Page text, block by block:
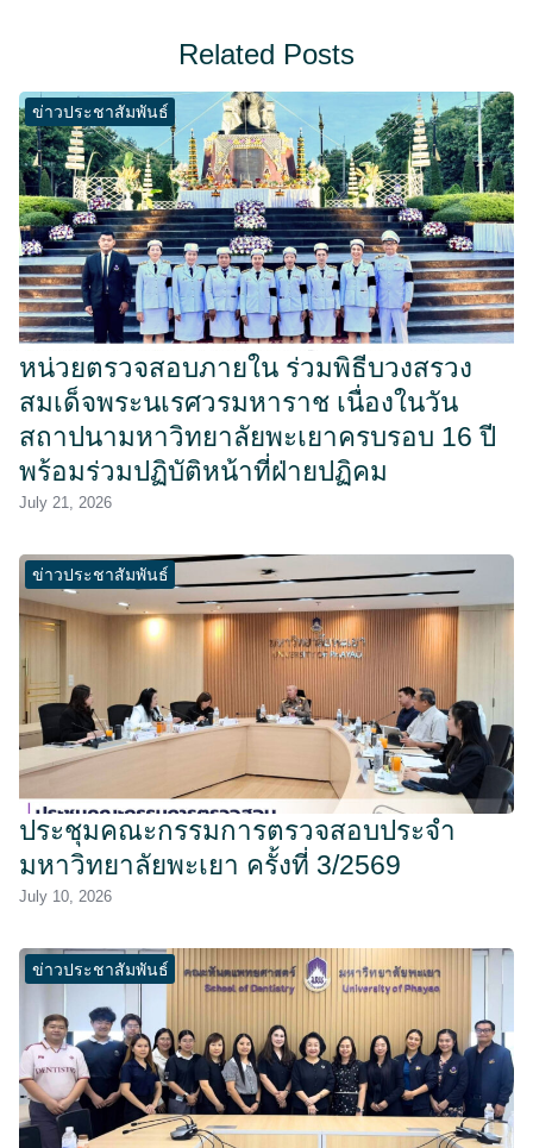
Related Posts
ข่าวประชาสัมพันธ์
หน่วยตรวจสอบภายใน ร่วมพิธีบวงสรวง
สมเด็จพระนเรศวรมหาราช เนื่องในวัน
สถาปนามหาวิทยาลัยพะเยาครบรอบ 16 ปี
พร้อมร่วมปฏิบัติหน้าที่ฝ่ายปฏิคม
July 21, 2026
ข่าวประชาสัมพันธ์
ประชุมคณะกรรมการตรวจสอบประจำ
มหาวิทยาลัยพะเยา ครั้งที่ 3/2569
July 10, 2026
ข่าวประชาสัมพันธ์